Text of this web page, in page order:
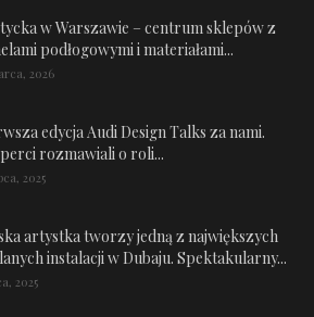
w Warszawie – centrum sklepów z
podłogowymi i materiałami...
2026
edycja Audi Design Talks za nami.
rozmawiali o roli...
2025
artystka tworzy jedną z największych
instalacji w Dubaju. Spektakularny...
2025